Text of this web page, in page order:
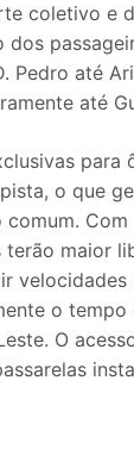
coletivo e
Pedro até
até
para
o que
Com
maior
velocidades
o tempo
O